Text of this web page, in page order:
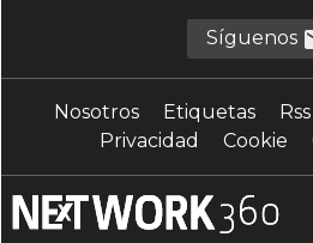
Síguenos
Nosotros Etiquetas
Privacidad
Cookie